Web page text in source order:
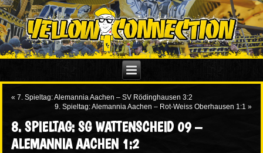
«7. Spieltag: Alemannia Aachen – SV Rödinghausen 3:2
9. Spieltag: Alemannia Aachen – Rot-Weiss Oberhausen 1:1 »
8. SPIELTAG: SG WATTENSCHEID 09 –
ALEMANNIA AACHEN 1:2